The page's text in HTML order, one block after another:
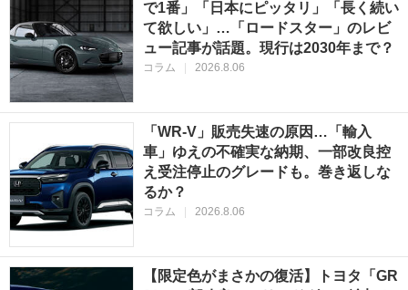
で1番」「日本にピッタリ」「長く続い
て欲しい」…「ロードスター」のレビ
ュー記事が話題。現行は2030年まで？
コラム 2026.8.06
「WR-V」販売失速の原因…「輸入
車」ゆえの不確実な納期、一部改良控
え受注停止のグレードも。巻き返しな
るか？
コラム 2026.8.06
【限定色がまさかの復活】トヨタ「GR